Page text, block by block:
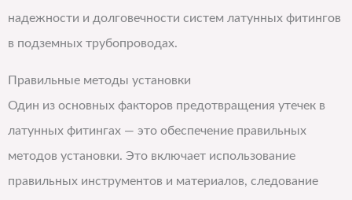
надежности и долговечности систем латунных фитингов
в подземных трубопроводах.
Правильные методы установки
Один из основных факторов предотвращения утечек в
латунных фитингах — это обеспечение правильных
методов установки. Это включает использование
правильных инструментов и материалов, следование